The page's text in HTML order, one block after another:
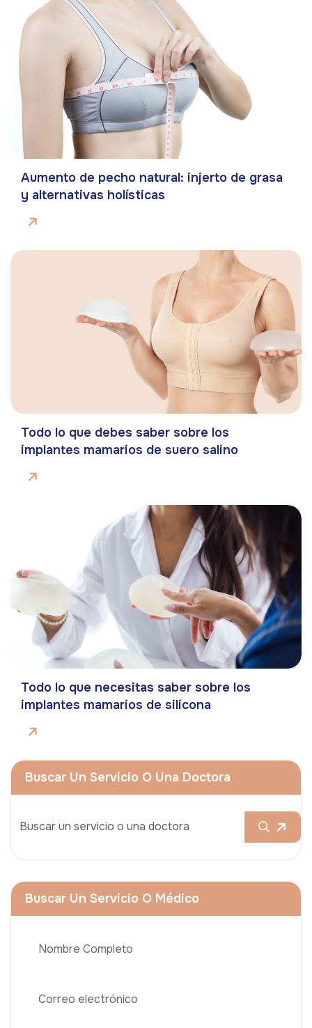
Aumento de pecho natural: injerto de grasa
y alternativas holísticas
Todo lo que debes saber sobre los
implantes mamarios de suero salino
Todo lo que necesitas saber sobre los
implantes mamarios de silicona
Buscar Un Servicio O Una Doctora
Buscar Un Servicio O Médico